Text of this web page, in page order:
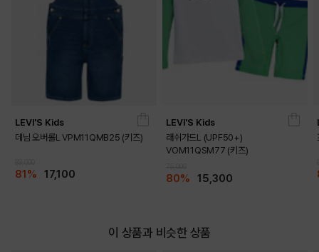
LEVI'S Kids
데님 오버롤L VPM11QMB25 (키즈)
81% 17,100
LEVI'S Kids
래쉬가드L (UPF50+)
VOM11QSM77 (키즈)
80% 15,300
이 상품과 비슷한 상품